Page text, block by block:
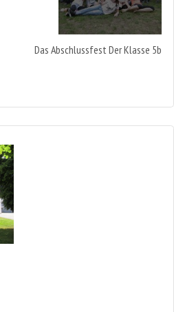
Das Abschlussfest Der Klasse 5b